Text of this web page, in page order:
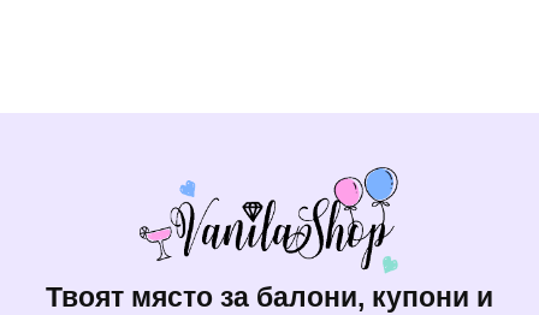
Твоят място за балони, купони и